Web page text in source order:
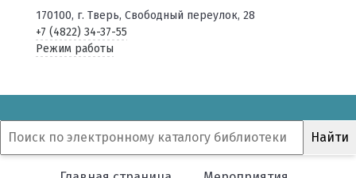
170100, г. Тверь, Свободный переулок, 28
+7 (4822) 34-37-55
Режим работы